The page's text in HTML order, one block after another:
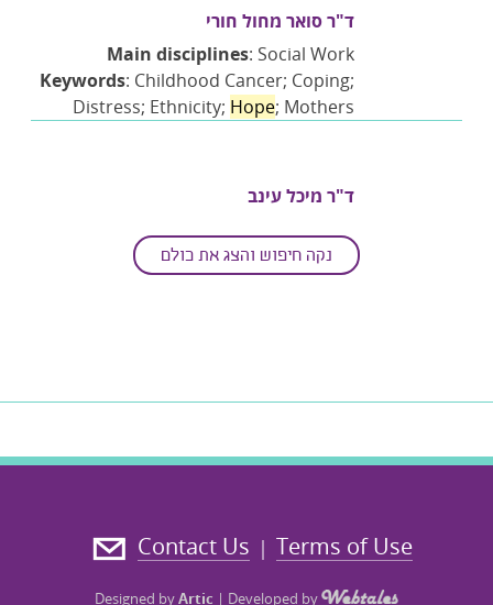
ד"ר סואר מחול חורי
Main disciplines: Social Work
Keywords: Childhood Cancer; Coping;
Distress; Ethnicity; Hope; Mothers
ד"ר מיכל עינב
: Child And Family Dynamics;
Theory; Loneliness; Parental And
Main disciplines: Social Work
Hope; Post Traumatic Growth;
Posttraumatic Growth; Resilience
נקה חיפוש והצג את כולם
Terms of Use
|
Contact Us
Designed byArtic | Developed by